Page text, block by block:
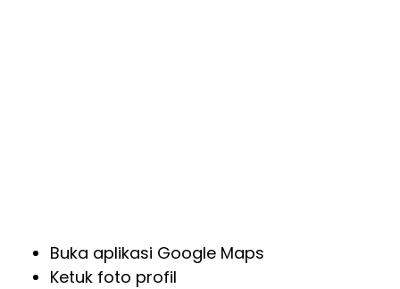
Buka aplikasi Google Maps
Ketuk foto profil